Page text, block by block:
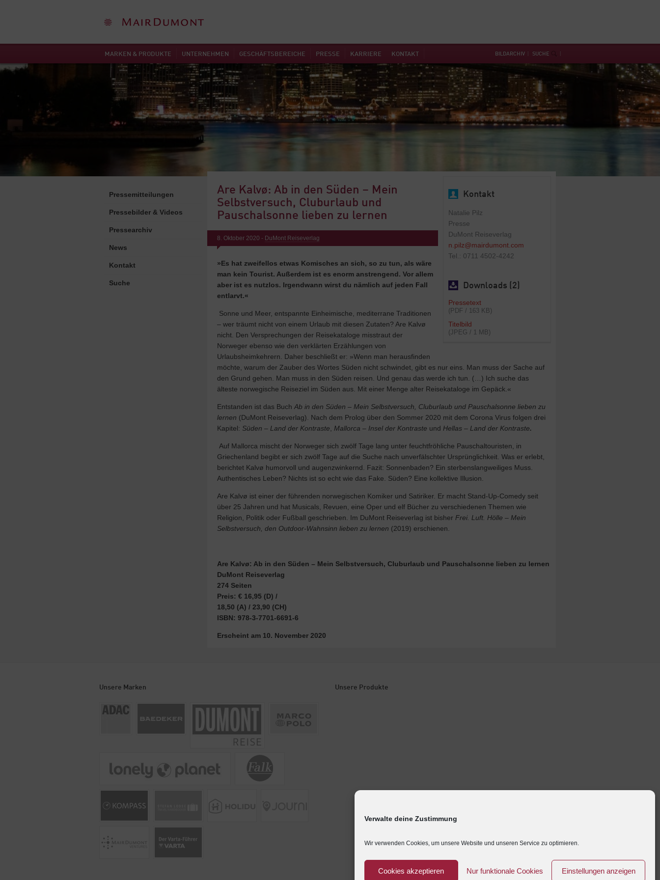
Verwalte deine Zustimmung
Wir verwenden Cookies, um unsere Website und unseren Service zu optimieren.
Cookies akzeptieren Nur funktionale Cookies Einstellungen anzeigen
MARKEN & PRODUKTE UNTERNEHMEN GESCHÄFTSBEREICHE PRESSE KARRIERE KONTAKT BILDARCHIV SUCHE
Pressemitteilungen
Pressebilder & Videos
Pressearchiv
News
Kontakt
Suche
Kontakt
Natalie Pilz
Presse
DuMont Reiseverlag
n.pilz@mairdumont.com
Tel.: 0711 4502-4242
Downloads (2)
Pressetext
(PDF / 163 KB)
Titelbild
(JPEG / 1 MB)
Are Kalvø: Ab in den Süden – Mein
Selbstversuch, Cluburlaub und
Pauschalsonne lieben zu lernen
8. Oktober 2020 - DuMont Reiseverlag
»Es hat zweifellos etwas Komisches an sich, so zu tun, als wäre
man kein Tourist. Außerdem ist es enorm anstrengend. Vor allem
aber ist es nutzlos. Irgendwann wirst du nämlich auf jeden Fall
entlarvt.«
Sonne und Meer, entspannte Einheimische, mediterrane Traditionen
– wer träumt nicht von einem Urlaub mit diesen Zutaten? Are Kalvø
nicht. Den Versprechungen der Reisekataloge misstraut der
Norweger ebenso wie den verklärten Erzählungen von
Urlaubsheimkehrern. Daher beschließt er: »Wenn man herausfinden
möchte, warum der Zauber des Wortes Süden nicht schwindet, gibt es nur eins. Man muss der Sache auf
den Grund gehen. Man muss in den Süden reisen. Und genau das werde ich tun. (…) Ich suche das
älteste norwegische Reiseziel im Süden aus. Mit einer Menge alter Reisekataloge im Gepäck.«
Entstanden ist das Buch Ab in den Süden – Mein Selbstversuch, Cluburlaub und Pauschalsonne lieben zu
lernen (DuMont Reiseverlag). Nach dem Prolog über den Sommer 2020 mit dem Corona Virus folgen drei
Kapitel: Süden – Land der Kontraste Mallorca – Insel der Kontraste und Hellas – Land der Kontraste.
Auf Mallorca mischt der Norweger sich zwölf Tage lang unter feuchtfröhliche Pauschaltouristen, in
Griechenland begibt er sich zwölf Tage auf die Suche nach unverfälschter Ursprünglichkeit. Was er erlebt,
berichtet Kalvø humorvoll und augenzwinkernd. Fazit: Sonnenbaden? Ein sterbenslangweiliges Muss.
Authentisches Leben? Nichts ist so echt wie das Fake. Süden? Eine kollektive Illusion.
Are Kalvø ist einer der führenden norwegischen Komiker und Satiriker. Er macht Stand-Up-Comedy seit
über 25 Jahren und hat Musicals, Revuen, eine Oper und elf Bücher zu verschiedenen Themen wie
Religion, Politik oder Fußball geschrieben. Im DuMont Reiseverlag ist bisher Frei. Luft. Hölle – Mein
Selbstversuch, den Outdoor-Wahnsinn lieben zu lernen (2019) erschienen.
Are Kalvø: Ab in den Süden – Mein Selbstversuch, Cluburlaub und Pauschalsonne lieben zu lernen
DuMont Reiseverlag
274 Seiten
Preis: € 16,95 (D) /
18,50 (A) / 23,90 (CH)
ISBN: 978-3-7701-6691-6
Erscheint am 10. November 2020
Unsere Marken Unsere Produkte